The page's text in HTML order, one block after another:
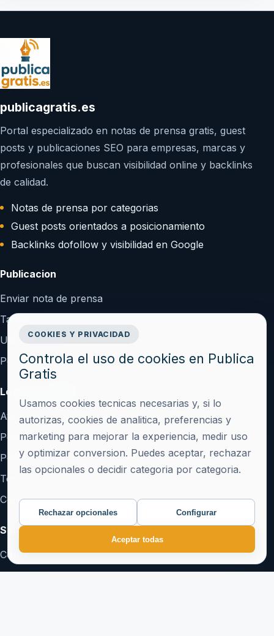
publicagratis.es
Portal especializado en notas de prensa gratis, guest
posts y publicaciones SEO para empresas, marcas y
profesionales que buscan visibilidad online y backlinks
de calidad.
Notas de prensa por categorias
Guest posts orientados a posicionamiento
Backlinks dofollow y visibilidad en Google
Publicacion
Enviar nota de prensa
Tarifas
Ultimos articulos
Politica de publicacion
Legal y confianza
Aviso Legal
Politica de Privacidad
Politica de Cookies
Terminos y Condiciones
Configurar cookies
Soporte
Contacto
Crear cuenta
COOKIES Y PRIVACIDAD
Controla el uso de cookies en Publica
Gratis
Usamos cookies tecnicas necesarias y, si lo
autorizas, cookies de analitica, preferencias y
marketing para mejorar la experiencia, medir uso
y optimizar conversion. Puedes aceptar, rechazar
las opcionales o decidir categoria por categoria.
Rechazar opcionales Configurar
Aceptar todas